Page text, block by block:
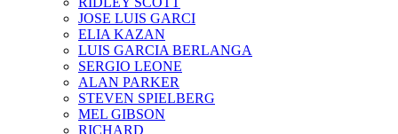
JOSE LUIS GARCI
ELIA KAZAN
LUIS GARCIA BERLANGA
SERGIO LEONE
ALAN PARKER
STEVEN SPIELBERG
MEL GIBSON
RICHARD